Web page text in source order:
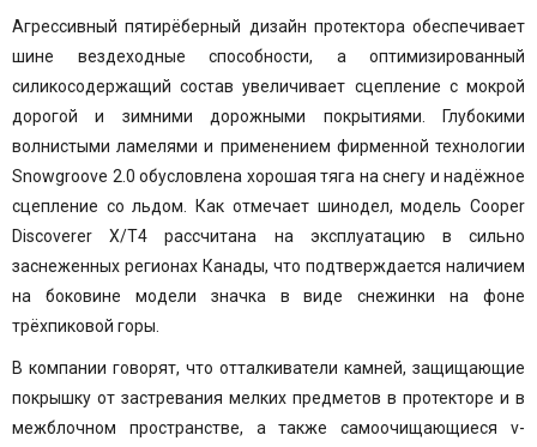
Агрессивный пятирёберный дизайн протектора обеспечивает
шине вездеходные способности, а оптимизированный
силикосодержащий составувеличивает сцепление с мокрой
дорогой и зимними дорожными покрытиями. Глубокими
волнистыми ламелями и применением фирменной технологии
Snowgroove 2.0 обусловлена хорошая тяга на снегу и надёжное
сцепление со льдом. Как отмечает шинодел, модель Cooper
Discoverer X/T4 рассчитана на эксплуатацию в сильно
заснеженных регионах Канады, что подтверждается наличием
на боковине модели значка в виде снежинки на фоне
трёхпиковой горы.
В компании говорят, что отталкиватели камней, защищающие
покрышку от застревания мелких предметов в протекторе и в
межблочном пространстве, а также самоочищающиеся v-